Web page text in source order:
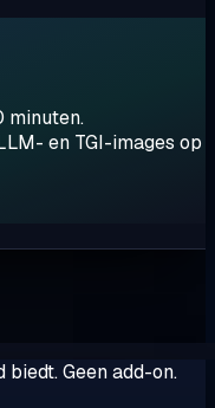
minuten.
en TGI-images op
Geen add-on.